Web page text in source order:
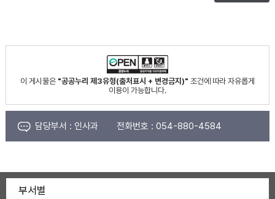
이 게시물은 "공공누리 제3유형(출처표시 + 변경금지)" 조건에 따라 자유롭게
이용이 가능합니다.
담당부서 : 인사과 전화번호 : 054-880-4584
부서별